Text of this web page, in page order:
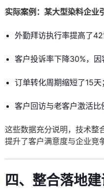
实际案例：某大型染料企业
外勤拜访执行率提高了
客户投诉率下降30%，因
订单转化周期缩短了15天；
客户回访与老客户激活比
这些数据充分说明，技术整
提升了客户满意度与企业竞
四、整合落地